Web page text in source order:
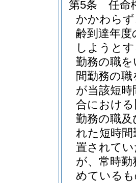
第5条
任命
かかわら
齢到達年
しようと
勤務の職
間勤務の
が当該短
合におけ
勤務の職
れた短時
置されて
が、常時
めている